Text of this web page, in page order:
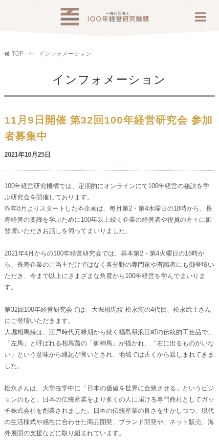
TOP インフォメーション
インフォメーション
11月9日開催 第32回100年経営研究会 参加
者募集中
2021年10月25日
100年経営研究機構では、定期的にオンラインにて100年経営の秘訣を学
ぶ研究会を開催しております。
昨年8月よりスタートした本企画は、毎月第2・第4水曜日の18時から、長
寿経営の要諦を学ぶために100年以上続く企業の経営者や役員の方々に御
登壇いただきお話しを伺ってまいりました。
2021年4月からの100年経営研究会では、基本第2・第4火曜日の18時か
ら、長寿企業のご当主だけではなく各分野の専門家や有識者にも御登壇い
ただき、今まで以上にさまざまな角度から100年経営を学んでまいりま
す。
第32回100年経営研究会では、大堀相馬焼 松永窯の4代目、松永武士さん
にご登壇いただきます。
大堀相馬焼は、江戸時代元禄期から続く福島県浪江町の伝統的工芸品で、
「左馬」と呼ばれる相馬藩の「御神馬」が描かれ、「右に出るものがいな
い」という意味から縁起が良いとされ、地域では古くから親しまれてきま
した。
松永さんは、大学在学中に「日本の価値を世界に合致させる」というビジ
ョンのもと、日本の伝統産業をより多くの人に届ける専門商社としてガッ
チ株式会社を創業されました。日本の伝統産業の良さを生かしつつ、現代
の生活様式や感性に合わせた商品開発、ブランド開発や、ネット販売、海
外展開の支援などに取り組まれています。